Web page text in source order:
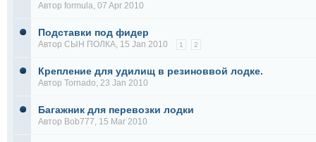
Автор formula, 07 Apr 2010
Подставки под фидер
Автор СЫН ПОЛКА, 15 Jan 2010 1 2
Крепление для удилищ в резиноввой лодке.
Автор Tornado, 23 Jan 2010
Багажник для перевозки лодки
Автор Bob777, 15 Mar 2010